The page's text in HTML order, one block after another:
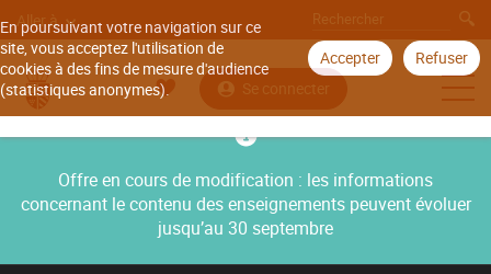
En poursuivant votre navigation sur ce
site, vous acceptez l'utilisation de
cookies à des fins de mesure d'audience
(statistiques anonymes).
Accepter Refuser
Aller à
Se connecter
Offre en cours de modification : les informations
concernant le contenu des enseignements peuvent évoluer
jusqu’au 30 septembre